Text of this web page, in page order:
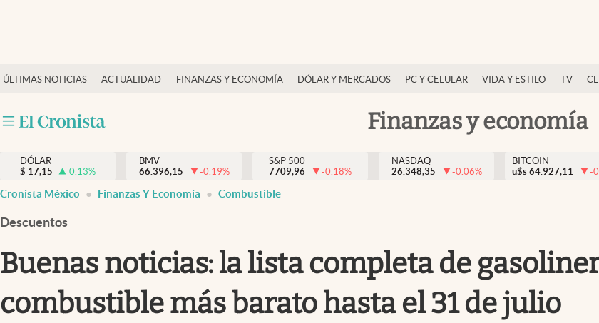
ÚLTIMAS NOTICIAS ACTUALIDAD FINANZAS Y ECONOMÍA DÓLAR Y MERCADOS PC Y CELULAR VIDA Y ESTILO TV
Finanzas y economía
Actualidad
Internacionales
Opinión
Brand Strategy
Vida y estilo
Tv
DÓLAR
$ 17,15 0.13%
BMV
66.396,15
-0.19%
S&P 500
7709,96
-0.18%
NASDAQ
26.348,35
-0.06%
BITCOIN
u$s 64.927,11 -
Cronista México Finanzas Y Economía Combustible
Descuentos
Buenas noticias: la lista completa de
combustible más barato hasta el 31 de julio